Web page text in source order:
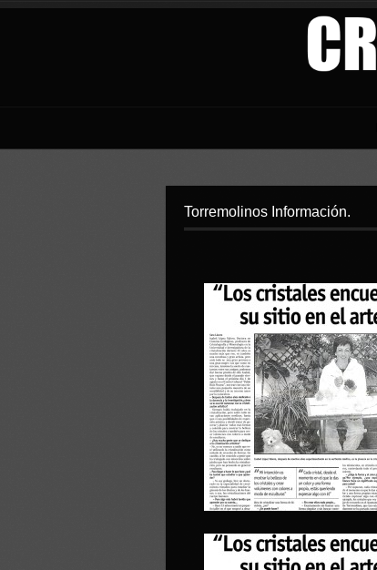
Torremolinos Información.